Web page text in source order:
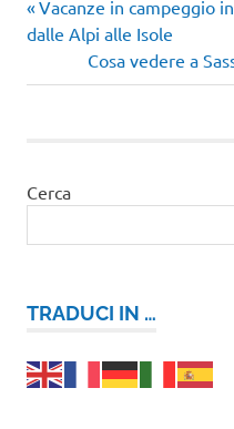
Navigazione
articoli
Articolo
precedente:
Vacanze in campeggio
dalle Alpi alle Isole
Articolo
successivo:
Cosa vedere a
Cerca
TRADUCI IN …